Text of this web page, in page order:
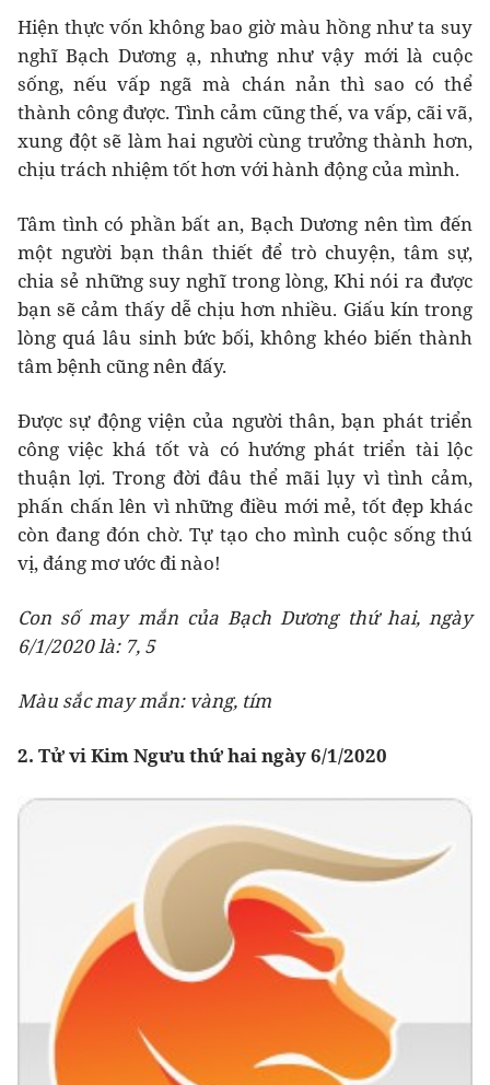
Hiện thực vốn không bao giờ màu hồng như ta suy
nghĩ Bạch Dương ạ, nhưng như vậy mới là cuộc
sống, nếu vấp ngã mà chán nản thì sao có thể
thành công được. Tình cảm cũng thế, va vấp, cãi vã,
xung đột sẽ làm hai người cùng trưởng thành hơn,
chịu trách nhiệm tốt hơn với hành động của mình.
Tâm tình có phần bất an, Bạch Dương nên tìm đến
một người bạn thân thiết để trò chuyện, tâm sự,
chia sẻ những suy nghĩ trong lòng, Khi nói ra được
bạn sẽ cảm thấy dễ chịu hơn nhiều. Giấu kín trong
lòng quá lâu sinh bức bối, không khéo biến thành
tâm bệnh cũng nên đấy.
Được sự động viện của người thân, bạn phát triển
công việc khá tốt và có hướng phát triển tài lộc
thuận lợi. Trong đời đâu thể mãi lụy vì tình cảm,
phấn chấn lên vì những điều mới mẻ, tốt đẹp khác
còn đang đón chờ. Tự tạo cho mình cuộc sống thú
vị, đáng mơ ước đi nào!
Con số may mắn của Bạch Dương thứ hai, ngày
6/1/2020 là: 7, 5
Màu sắc may mắn: vàng, tím
2. Tử vi Kim Ngưu thứ hai ngày 6/1/2020